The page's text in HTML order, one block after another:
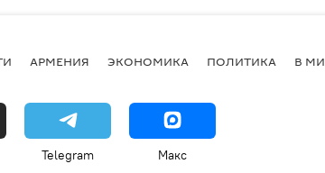
АРМЕНИЯ ЭКОНОМИКА ПОЛИТИКА В
Telegram Макс